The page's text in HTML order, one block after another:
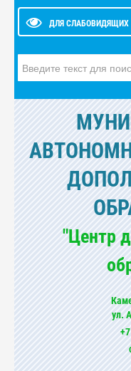
ДЛЯ СЛАБОВИДЯЩИХ
"Центр
ул.